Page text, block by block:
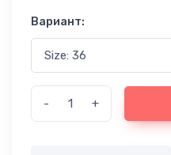
Вариант:
- +